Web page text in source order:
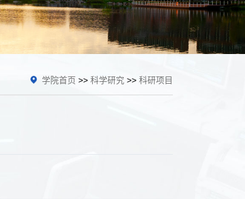
学院首页 >> 科学研究 >> 科研项目